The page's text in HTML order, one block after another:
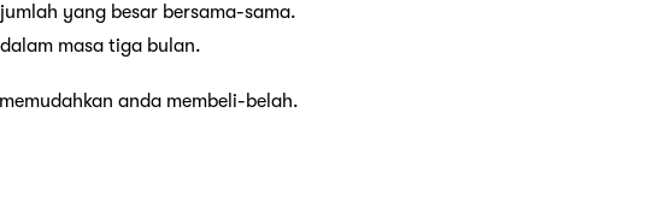
yang besar bersama-sama.
masa tiga bulan.
anda membeli-belah.